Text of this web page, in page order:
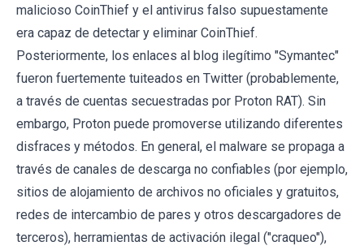
malicioso CoinThief y el antivirus falso supuestamente
era capaz de detectar y eliminar CoinThief.
Posteriormente, los enlaces al blog ilegítimo "Symantec"
fueron fuertemente tuiteados en Twitter (probablemente,
a través de cuentas secuestradas por Proton RAT). Sin
embargo, Proton puede promoverse utilizando diferentes
disfraces y métodos. En general, el malware se propaga a
través de canales de descarga no confiables (por ejemplo,
sitios de alojamiento de archivos no oficiales y gratuitos,
redes de intercambio de pares y otros descargadores de
terceros), herramientas de activación ilegal ("craqueo"),